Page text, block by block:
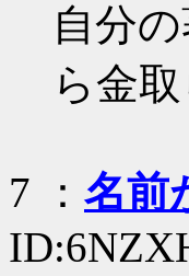
自分
ら金
7 ： 名前